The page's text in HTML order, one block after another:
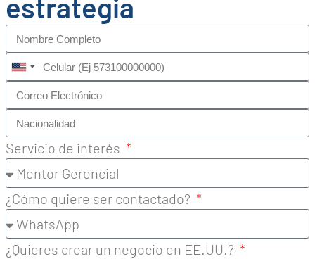
estrategia
United
States
+1
Servicio de interés
¿Cómo quiere ser contactado?
¿Quieres crear un negocio en EE.UU.?